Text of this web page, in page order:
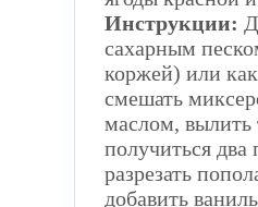
Инструкции:
сахарным
коржей) или
смешать
маслом, вылить
получиться два
разрезать
добавить